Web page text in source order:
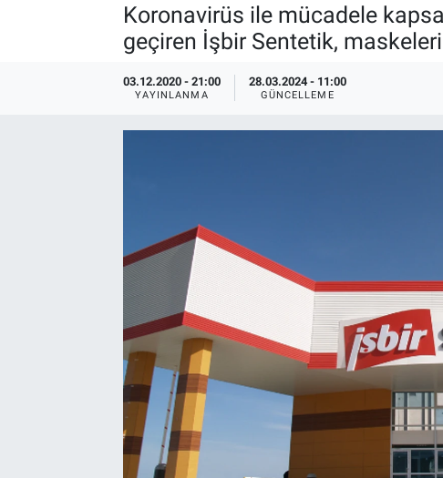
Koronavirüs ile mücadele
geçiren İşbir Sentetik,
03.12.2020 - 21:00
YAYINLANMA
28.03.2024 - 11:00
GÜNCELLEME
Depolama Çözümleri
İnşaat ve Malzeme
Endüstri 4.0 Uygulamaları
Ağır Sanayi Çözümleri